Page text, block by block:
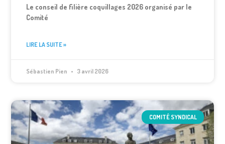
Le conseil de filière coquillages 2026 organisé par le
Comité
LIRE LA SUITE »
Sébastien Pien 3 avril 2026
COMITÉ SYNDICAL